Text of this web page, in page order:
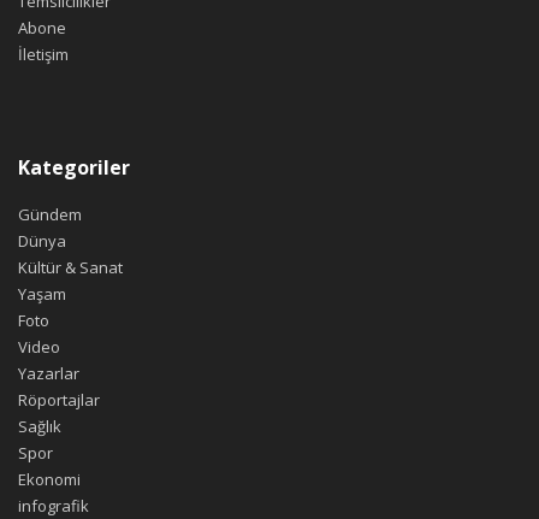
Abone
İletişim
Kategoriler
Gündem
Dünya
Kültür & Sanat
Yaşam
Foto
Video
Yazarlar
Röportajlar
Sağlık
Spor
Ekonomi
infografik